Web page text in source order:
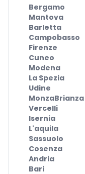
Bergamo
Mantova
Barletta
Campobasso
Firenze
Cuneo
Modena
La Spezia
Udine
MonzaBrianza
Vercelli
Isernia
L'aquila
Sassuolo
Cosenza
Andria
Bari